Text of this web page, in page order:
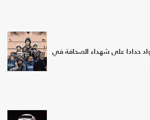
حدادا على شهداء الصحافة في